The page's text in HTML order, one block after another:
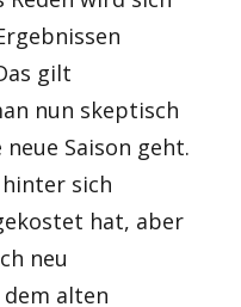
gilt
nun skeptisch
Saison geht.
sich
hat, aber
neu
alten